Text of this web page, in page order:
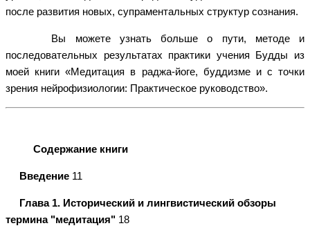
после развития новых, супраментальных структур сознания.
Вы можете узнать больше о пути, методе и
последовательных результатах практики учения Будды из
моей книги «Медитация в раджа-йоге, буддизме и с точки
зрения нейрофизиологии: Практическое руководство».
Содержание книги
Введение 11
Глава 1. Исторический и лингвистический обзоры
термина "медитация" 18